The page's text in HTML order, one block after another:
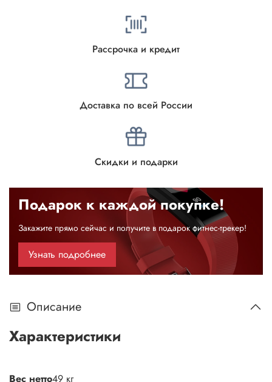
Рассрочка и кредит
Доставка по всей России
Скидки и подарки
Подарок к каждой покупке!
Закажите прямо сейчас и получите в подарок фитнес-трекер!
Узнать подробнее
Описание
Характеристики
Вес нетто49 кг